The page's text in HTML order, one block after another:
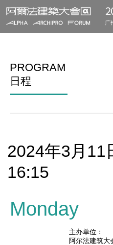
PROGRAM
日程
2024年3月11
16:15
Monday
主办单位：
阿尔法建筑大